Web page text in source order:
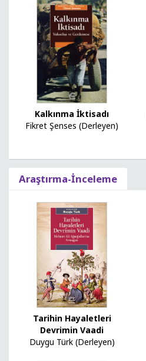
Kalkınma İktisadı
Fikret Şenses (Derleyen)
Araştırma-İnceleme
Tarihin Hayaletleri
Devrimin Vaadi
Duygu Türk (Derleyen)